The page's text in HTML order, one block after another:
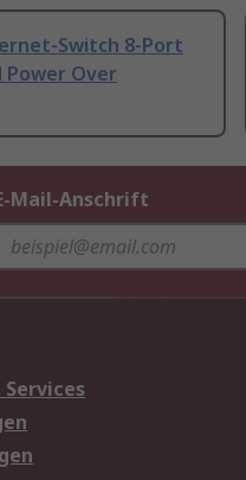
Switch 8-Port
Power Over
Mail-Anschrift
Services